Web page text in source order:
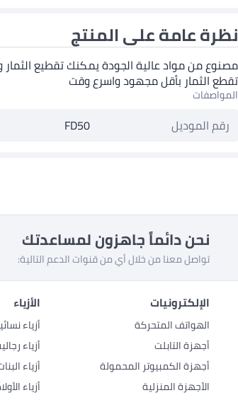
نظرة عامة على المنتج
مصنوع من مواد عالية الجودة يمكنك تقطيع
تقطع الثمار بأقل مجهود واسرع وقت
المواصفات
رقم الموديل FD50
نحن دائماً جاهزون لمساعدتك
تواصل معنا من خلال أي من قنوات الدعم التالية:
الإلكترونيات
الهواتف المتحركة
أجهزة التابلت
أجهزة الكمبيوتر المحمولة
الأجهزة المنزلية
الأزياء
أزياء
أزياء
أزياء
أزياء